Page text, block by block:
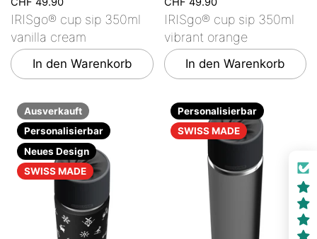
IRISgo® cup sip 350ml
vanilla cream
In den Warenkorb
IRISgo® cup sip 350ml
vibrant orange
In den Warenkorb
Ausverkauft
Personalisierbar
Neues Design
SWISS MADE
Personalisierbar
SWISS MADE